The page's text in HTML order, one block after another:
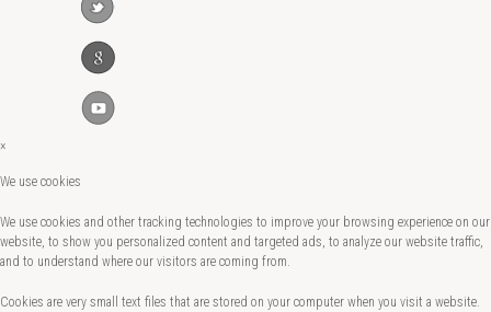
×
We use cookies
We use cookies and other tracking technologies to improve your browsing experience on our
website, to show you personalized content and targeted ads, to analyze our website traffic,
and to understand where our visitors are coming from.
Cookies are very small text files that are stored on your computer when you visit a website.